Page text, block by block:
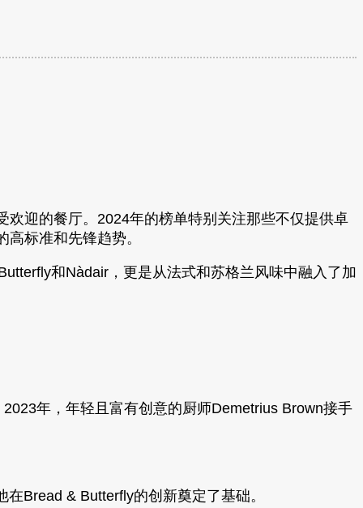
迎的餐厅。2024年的榜单特别关注那些不仅提供卓
标准和先锋趋势。
和Nàdair，更是从法式和苏格兰风味中融入了加
年，年轻且富有创意的厨师Demetrius Brown接手
Bread & Butterfly的创新奠定了基础。